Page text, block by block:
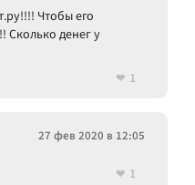
Чтобы его
Сколько денег у
1
27 фев 2020 в 12:05
1